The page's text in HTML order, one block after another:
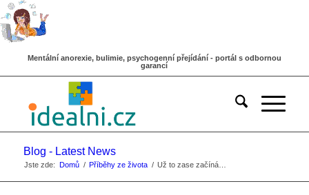
Mentální anorexie, bulimie, psychogenní přejídání - portál s odbornou
garancí
Blog - Latest News
Jste zde: Domů / Příběhy ze života / Už to zase začíná…